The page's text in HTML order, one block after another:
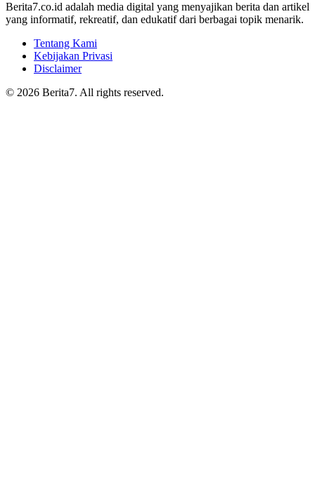
Berita7.co.id adalah media digital yang menyajikan berita dan artikel
yang informatif, rekreatif, dan edukatif dari berbagai topik menarik.
Tentang Kami
Kebijakan Privasi
Disclaimer
© 2026 Berita7. All rights reserved.